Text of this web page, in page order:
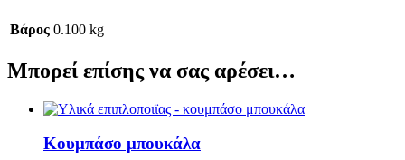
Βάρος 0.100 kg
Μπορεί επίσης να σας αρέσει…
Κουμπάσο μπουκάλα